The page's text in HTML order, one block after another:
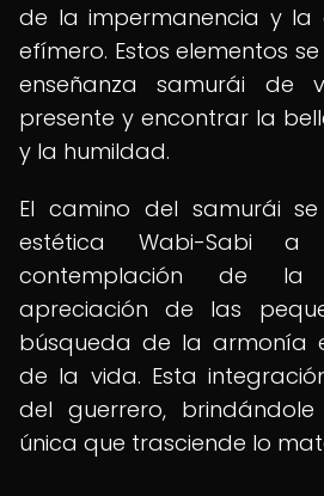
de la impermanencia y
efímero. Estos elementos
enseñanza samurái de
presente y encontrar la
y la humildad.
El camino del samurái
estética Wabi-Sabi
contemplación de la
apreciación de las
búsqueda de la armonía
de la vida. Esta
del guerrero,
única que trasciende lo